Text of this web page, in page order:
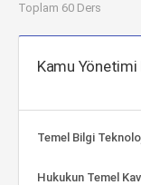
Toplam 60 Ders
Kamu
Temel Bilgi
Hukukun Temel